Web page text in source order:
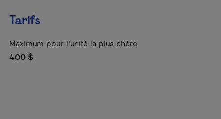
Tarifs
Maximum pour l'unité la plus chère
400 $